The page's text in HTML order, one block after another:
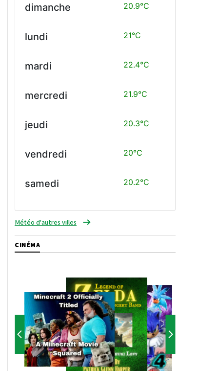
dimanche 20.9°C
lundi 21°C
mardi 22.4°C
mercredi 21.9°C
jeudi 20.3°C
vendredi 20°C
samedi 20.2°C
Météo d'autres villes
CINÉMA